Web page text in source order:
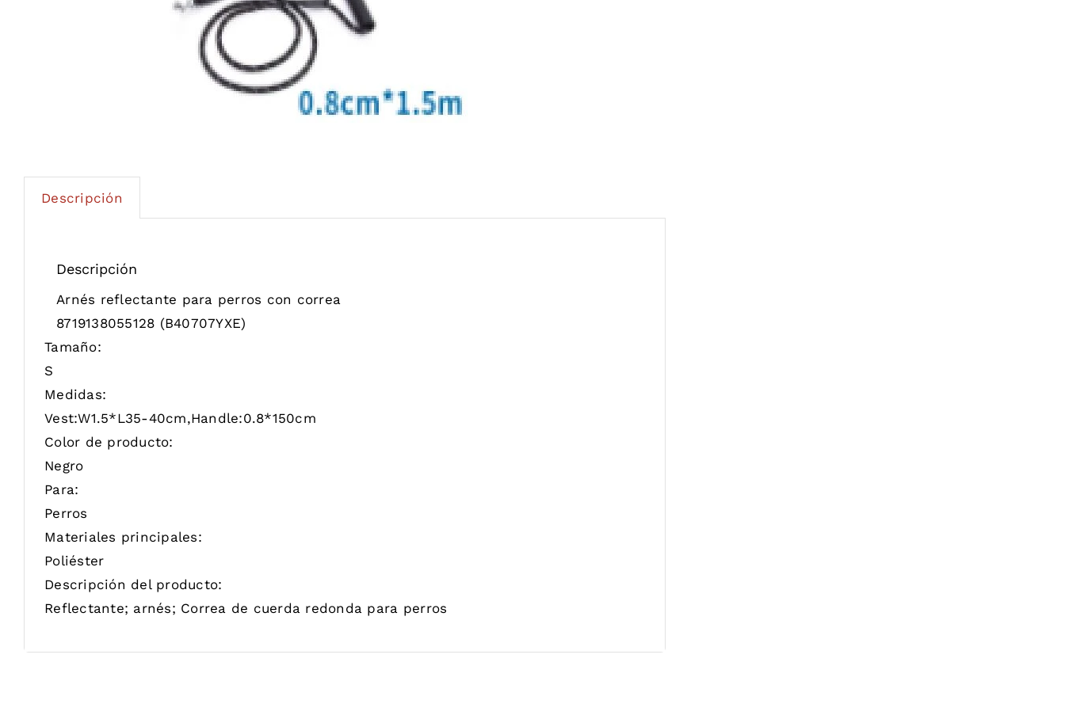
Descripción
Descripción
Arnés reflectante para perros con correa
8719138055128 (B40707YXE)
Tamaño:
S
Medidas:
Vest:W1.5*L35-40cm,Handle:0.8*150cm
Color de producto:
Negro
Para:
Perros
Materiales principales:
Poliéster
Descripción del producto:
Reflectante; arnés; Correa de cuerda redonda para perros